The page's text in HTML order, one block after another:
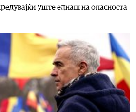
уште еднаш на опасноста